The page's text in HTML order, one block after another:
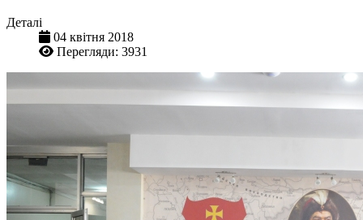
Деталі
04 квітня 2018
Перегляди: 3931